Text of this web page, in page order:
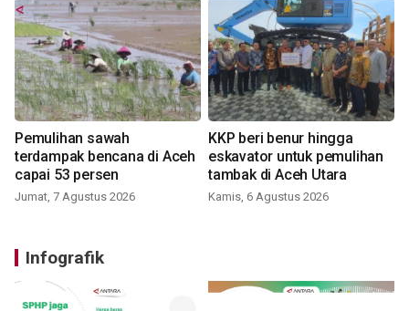
Pemulihan sawah
terdampak bencana di Aceh
capai 53 persen
Jumat, 7 Agustus 2026
KKP beri benur hingga
eskavator untuk pemulihan
tambak di Aceh Utara
Kamis, 6 Agustus 2026
Infografik